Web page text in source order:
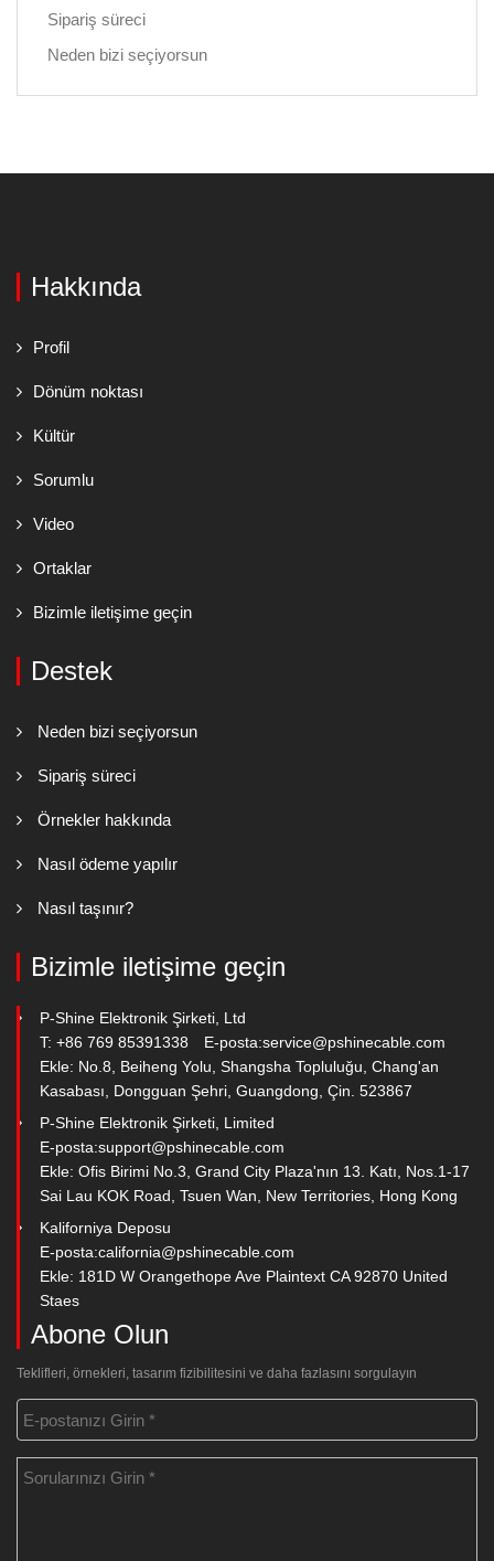
Sipariş süreci
Neden bizi seçiyorsun
Hakkında
Profil
Dönüm noktası
Kültür
Sorumlu
Video
Ortaklar
Bizimle iletişime geçin
Destek
Neden bizi seçiyorsun
Sipariş süreci
Örnekler hakkında
Nasıl ödeme yapılır
Nasıl taşınır?
Bizimle iletişime geçin
P-Shine Elektronik Şirketi, Ltd
T: +86 769 85391338
E-posta:service@pshinecable.com
Ekle: No.8, Beiheng Yolu, Shangsha Topluluğu, Chang'an
Kasabası, Dongguan Şehri, Guangdong, Çin. 523867
P-Shine Elektronik Şirketi, Limited
E-posta:support@pshinecable.com
Ekle: Ofis Birimi No.3, Grand City Plaza'nın 13. Katı, Nos.1-17
Sai Lau KOK Road, Tsuen Wan, New Territories, Hong Kong
Kaliforniya Deposu
E-posta:california@pshinecable.com
Ekle: 181D W Orangethope Ave Plaintext CA 92870 United
Staes
Abone Olun
Teklifleri, örnekleri, tasarım fizibilitesini ve daha fazlasını sorgulayın